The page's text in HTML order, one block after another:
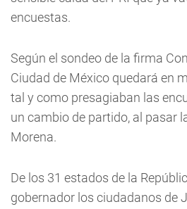
encuestas.
Según el sondeo de la firma
Ciudad de México quedará en
tal y como presagiaban las
un cambio de partido, al pasar
Morena.
De los 31 estados de la
gobernador los ciudadanos de